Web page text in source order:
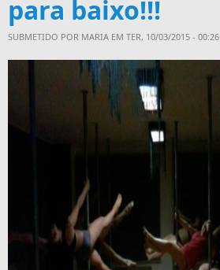
para baixo!!!
SUBMETIDO POR MARIA EM TER, 10/03/2015 - 00:26